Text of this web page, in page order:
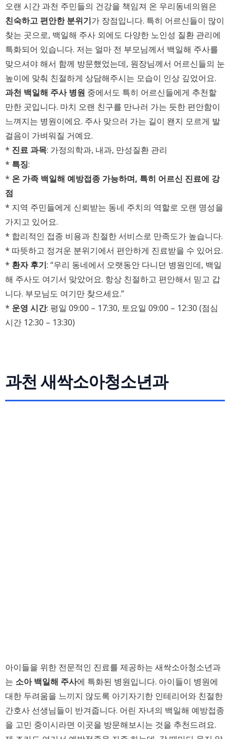
오랜 시간 과천 주민들의 건강을 책임져 온 우리동네의원은
친숙하고 편안한 분위기가 장점입니다. 특히 어르신들이 많이
찾는 곳으로, 백일해 주사 외에도 다양한 노인성 질환 관리에
특화되어 있습니다. 저는 얼마 전 부모님께서 백일해 주사를
맞으셔야 해서 함께 방문했었는데, 원장님께서 어르신들의 눈
높이에 맞춰 친절하게 상담해주시는 모습이 인상 깊었어요.
과천 백일해 주사 병원 중에서도 특히 어르신들에게 추천할
만한 곳입니다. 마치 오랜 친구를 만나러 가는 듯한 편안함이
느껴지는 병원이에요. 주사 맞으러 가는 길이 왠지 모르게 발
걸음이 가벼워질 거예요.
* 진료 과목: 가정의학과, 내과, 만성질환 관리
* 특징:
* 온 가족 백일해 예방접종 가능하며, 특히 어르신 진료에 강
점
* 지역 주민들에게 신뢰받는 동네 주치의 역할로 오랜 명성을
가지고 있어요.
* 합리적인 접종 비용과 친절한 서비스로 만족도가 높습니다.
* 따뜻하고 정겨운 분위기에서 편안하게 진료받을 수 있어요.
* 환자 후기: “우리 동네에서 오랫동안 다니던 병원인데, 백일
해 주사도 여기서 맞았어요. 항상 친절하고 편안해서 믿고 갑
니다. 부모님도 여기만 찾으세요.”
* 운영 시간: 평일 09:00 – 17:30, 토요일 09:00 – 12:30 (점심
시간 12:30 – 13:30)
과천 새싹소아청소년과
아이들을 위한 전문적인 진료를 제공하는 새싹소아청소년과
는 소아 백일해 주사에 특화된 병원입니다. 아이들이 병원에
대한 두려움을 느끼지 않도록 아기자기한 인테리어와 친절한
간호사 선생님들이 반겨줍니다. 어린 자녀의 백일해 예방접종
을 고민 중이시라면 이곳을 방문해보시는 것을 추천드려요.